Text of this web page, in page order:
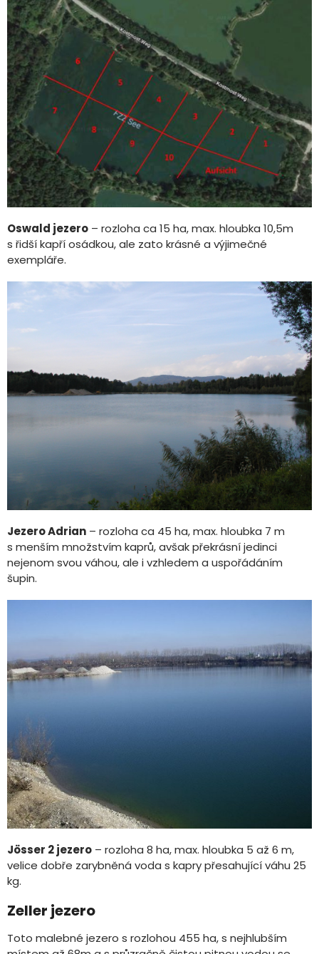
Oswald jezero – rozloha ca 15 ha, max. hloubka 10,5m
s řidší kapří osádkou, ale zato krásné a výjimečné
exempláře.
Jezero Adrian – rozloha ca 45 ha, max. hloubka 7 m
s menším množstvím kaprů, avšak překrásní jedinci
nejenom svou váhou, ale i vzhledem a uspořádáním
šupin.
Jösser 2 jezero – rozloha 8 ha, max. hloubka 5 až 6 m,
velice dobře zarybněná voda s kapry přesahující váhu 25
kg.
Zeller jezero
Toto malebné jezero s rozlohou 455 ha, s nejhlubším